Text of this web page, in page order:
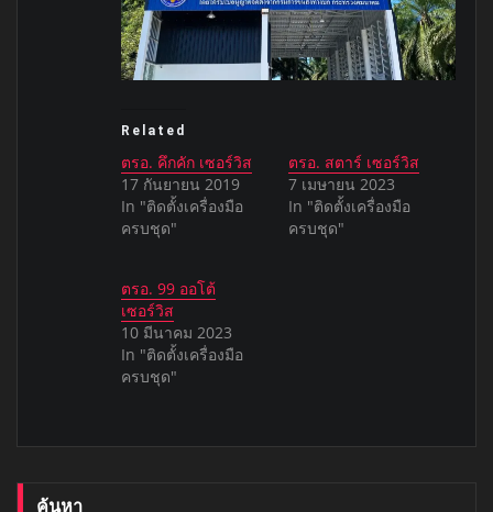
Related
ตรอ. คึกคัก เซอร์วิส
17 กันยายน 2019
In "ติดตั้งเครื่องมือ
ครบชุด"
ตรอ. สตาร์ เซอร์วิส
7 เมษายน 2023
In "ติดตั้งเครื่องมือ
ครบชุด"
ตรอ. 99 ออโต้
เซอร์วิส
10 มีนาคม 2023
In "ติดตั้งเครื่องมือ
ครบชุด"
ค้นหา